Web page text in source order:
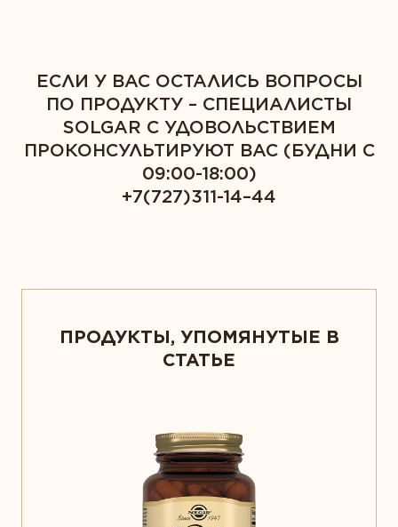
ЕСЛИ У ВАС ОСТАЛИСЬ ВОПРОСЫ
ПО ПРОДУКТУ – СПЕЦИАЛИСТЫ
SOLGAR C УДОВОЛЬСТВИЕМ
ПРОКОНСУЛЬТИРУЮТ ВАС (БУДНИ С
09:00-18:00)
+7(727)311-14–44
ПРОДУКТЫ, УПОМЯНУТЫЕ В
СТАТЬЕ